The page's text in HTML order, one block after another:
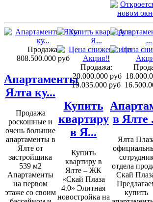
Продажа:
808.500.000 руб
Апартаменты
Ялта ку...
Продажа
роскошные и
очень большие
апартаменты в
Ялте от
застройщика
539 м2
Апартаменты
на первом
этаже со своим
Продажа:
20.000.000 руб
19.035.000 руб
Купить
квартиру
в Я...
Купить
квартиру в
Ялте – ЖК
«Скай Плаза
4.0» Элитная
новостройка на
в Ялте
Ялта
отдела
Скай
купить